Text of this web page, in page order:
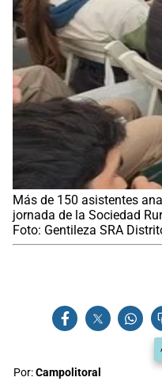
Más de 150 asistentes
jornada de la Sociedad
Foto: Gentileza SRA
Por:Campolitoral